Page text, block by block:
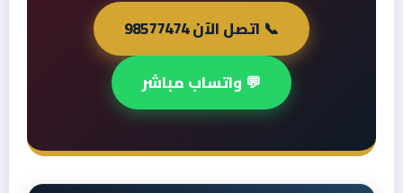
📞 اتصل الآن 98577474
💬 واتساب مباشر